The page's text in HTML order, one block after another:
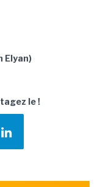
Elyan)
le !